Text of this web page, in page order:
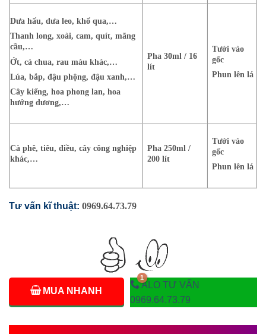
Dưa hấu, dưa leo, khổ qua,…
Thanh long, xoài, cam, quít, mãng
cầu,…
Ớt, cà chua, rau màu khác,…
Lúa, bắp, đậu phộng, đậu xanh,…
Cây kiểng, hoa phong lan, hoa
hướng dương,…
Pha 30ml / 16
lít
Tưới vào
gốc
Phun lên lá
Cà phê, tiêu, điều, cây công nghiệp
khác,…
Pha 250ml /
200 lít
Tưới vào
gốc
Phun lên lá
Tư vấn kĩ thuật: 0969.64.73.79
MUA NHANH
ALO TƯ VẤN
0969.64.73.79